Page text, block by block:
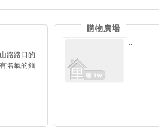
路路口的
名氣的麵
購物廣場
..